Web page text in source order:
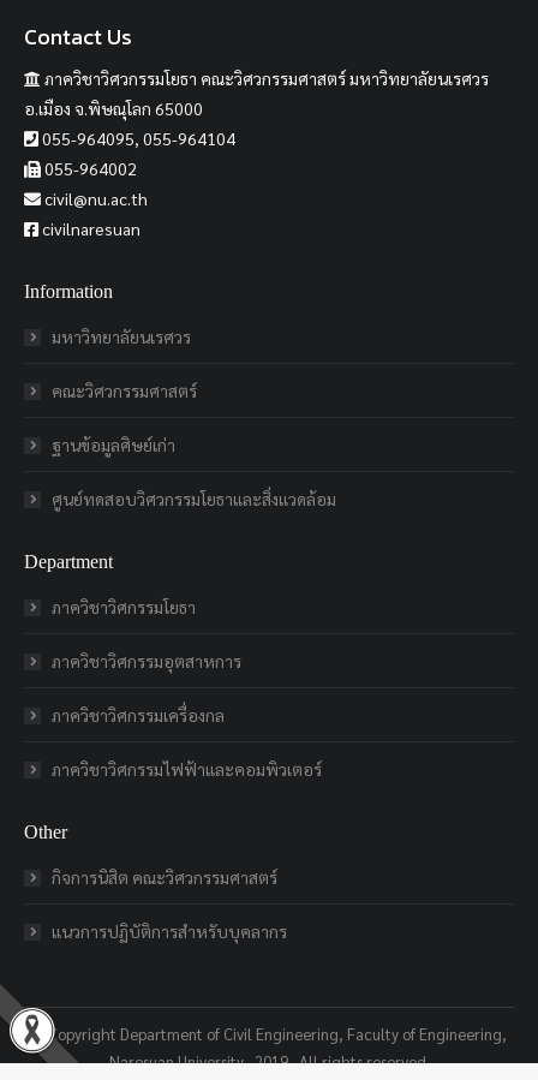
Contact Us
ภาควิชาวิศวกรรมโยธา คณะวิศวกรรมศาสตร์ มหาวิทยาลัยนเรศวร
อ.เมือง จ.พิษณุโลก 65000
055-964095, 055-964104
055-964002
civil@nu.ac.th
civilnaresuan
Information
มหาวิทยาลัยนเรศวร
คณะวิศวกรรมศาสตร์
ฐานข้อมูลศิษย์เก่า
ศูนย์ทดสอบวิศวกรรมโยธาและสิ่งแวดล้อม
Department
ภาควิชาวิศกรรมโยธา
ภาควิชาวิศกรรมอุตสาหการ
ภาควิชาวิศกรรมเครื่องกล
ภาควิชาวิศกรรมไฟฟ้าและคอมพิวเตอร์
Other
กิจการนิสิต คณะวิศวกรรมศาสตร์
แนวการปฏิบัติการสำหรับบุคลากร
© Copyright Department of Civil Engineering, Faculty of Engineering,
Naresuan University . 2019 . All rights reserved.